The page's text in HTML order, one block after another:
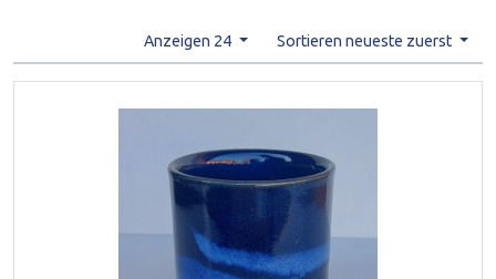
Anzeigen 24 Sortieren neueste zuerst